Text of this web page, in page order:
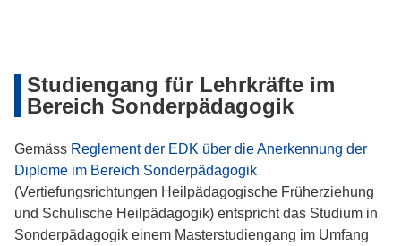
Studiengang für Lehrkräfte im
Bereich Sonderpädagogik
Gemäss Reglement der EDK über die Anerkennung der
Diplome im Bereich Sonderpädagogik
(Vertiefungsrichtungen Heilpädagogische Früherziehung
und Schulische Heilpädagogik) entspricht das Studium in
Sonderpädagogik einem Masterstudiengang im Umfang